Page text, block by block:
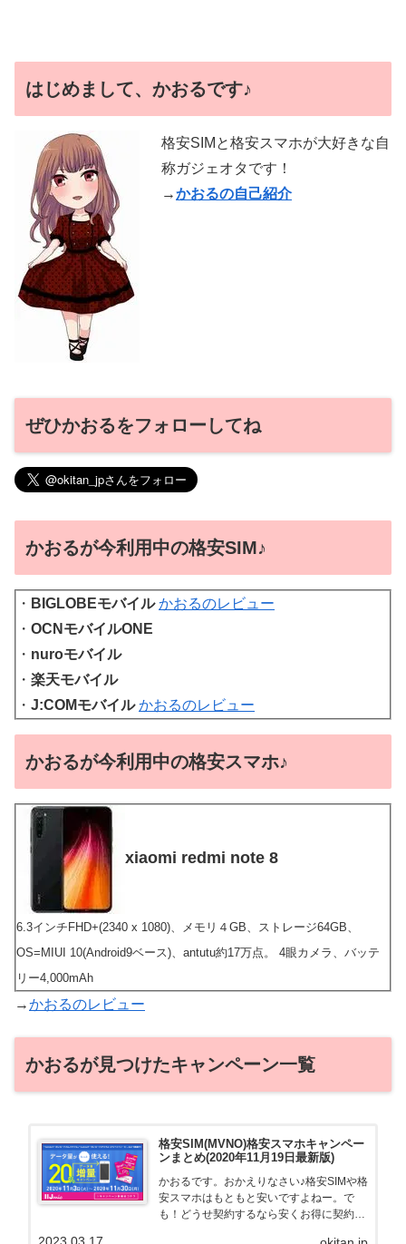
はじめまして、かおるです♪
格安SIMと格安スマホが大好きな自
称ガジェオタです！
→かおるの自己紹介
ぜひかおるをフォローしてね
かおるが今利用中の格安SIM♪
・ BIGLOBEモバイル かおるのレビュー
・ OCNモバイルONE
・ nuroモバイル
・ 楽天モバイル
・ J:COMモバイル かおるのレビュー
かおるが今利用中の格安スマホ♪
xiaomi redmi note 8
6.3インチFHD+(2340 x 1080)、メモリ４GB、ストレージ64GB、
OS=MIUI 10(Android9ベース)、antutu約17万点。 4眼カメラ、バッテ
リー4,000mAh
→かおるのレビュー
かおるが見つけたキャンペーン一覧
格安SIM(MVNO)格安スマホキャンペー
ンまとめ(2020年11月19日最新版)
かおるです。おかえりなさい♪格安SIMや格
安スマホはもともと安いですよねー。で
も！どうせ契約するなら安くお得に契約し
2023.03.17